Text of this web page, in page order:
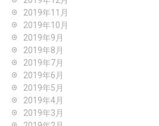
2019年11月
2019年10月
2019年9月
2019年8月
2019年7月
2019年6月
2019年5月
2019年4月
2019年3月